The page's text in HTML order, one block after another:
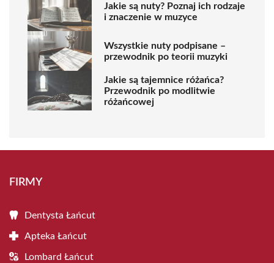
Jakie są nuty? Poznaj ich rodzaje
i znaczenie w muzyce
Wszystkie nuty podpisane –
przewodnik po teorii muzyki
Jakie są tajemnice różańca?
Przewodnik po modlitwie
różańcowej
FIRMY
Dentysta Łańcut
Apteka Łańcut
Lombard Łańcut